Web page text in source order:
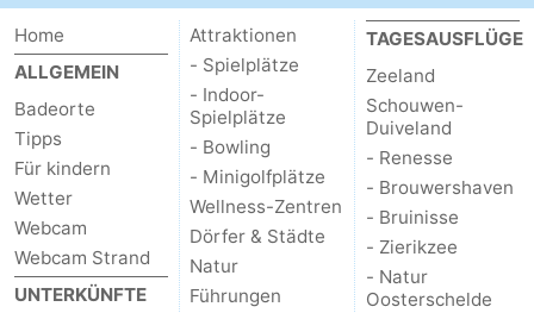
Middelburg
Zeeuws-
Vlaanderen
-
Nieuwvliet
-
Sluis
-
Cadzand
-
Home
ALLGEMEIN
Badeorte
Tipps
Für kindern
Wetter
Webcam
Webcam Strand
UNTERKÜNFTE
Attraktionen
- Spielplätze
- Indoor-
Spielplätze
- Bowling
- Minigolfplätze
Wellness-Zentren
Dörfer & Städte
Natur
Führungen
TAGESAUSFLÜGE
Zeeland
Schouwen-
Duiveland
- Renesse
- Brouwershaven
- Bruinisse
- Zierikzee
- Natur
Oosterschelde